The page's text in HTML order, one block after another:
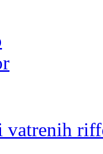
vatrenih